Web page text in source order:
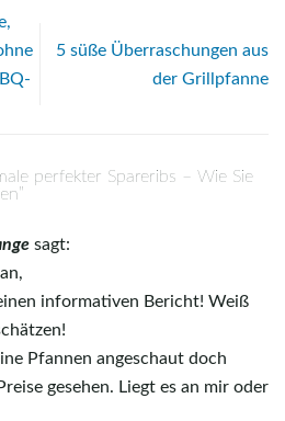
5 süße Überraschungen aus
der Grillpfanne
perfekter Spareribs – Wie Sie
”
sagt:
informativen Bericht! Weiß
Pfannen angeschaut doch
gesehen. Liegt es an mir oder